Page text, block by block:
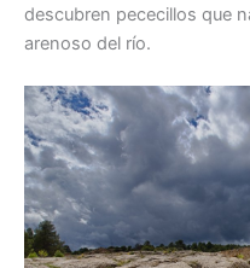
descubren pececillos que
arenoso del río.